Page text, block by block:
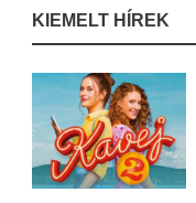
KIEMELT HÍREK